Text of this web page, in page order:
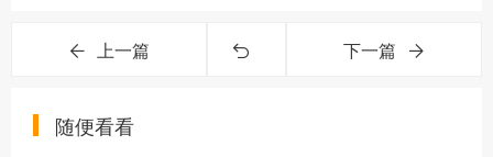
上一篇 下一篇
随便看看